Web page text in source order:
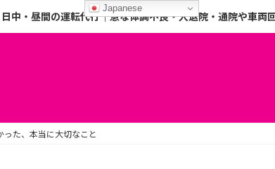
中・昼間の運転代行｜急な体調不良・入退院・通院や車両
った、本当に大切なこと
Japanese